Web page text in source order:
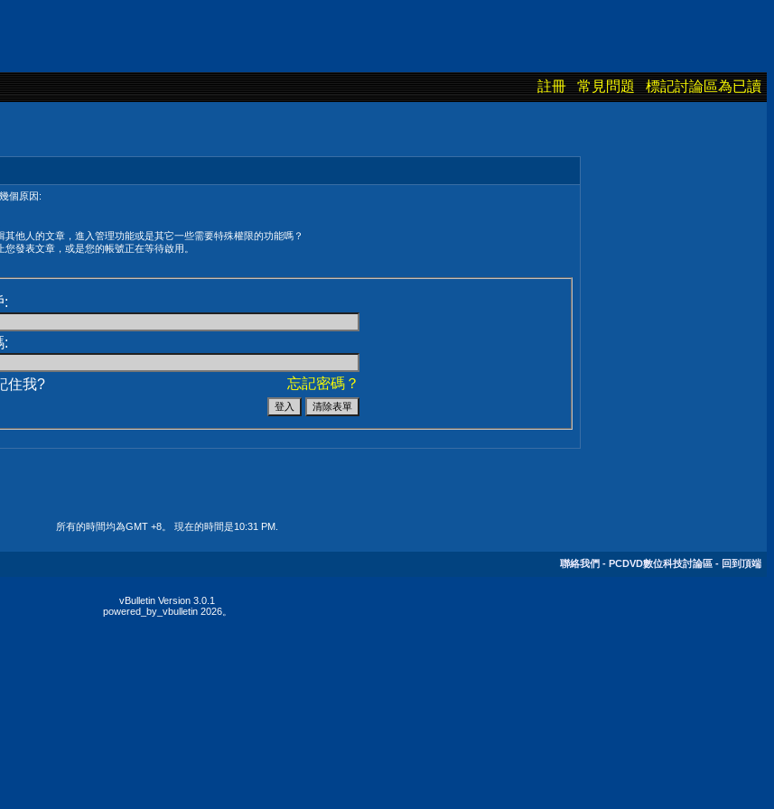
註冊 常見問題 標記討論區為已讀
個原因:
他人的文章，進入管理功能或是其它一些需要特殊權限的功能嗎？
發表文章，或是您的帳號正在等待啟用。
:
:
忘記密碼？
住我?
所有的時間均為GMT +8。 現在的時間是10:31 PM
聯絡我們 - PCDVD數位科技討論區 - 回到頂端
vBulletin Version 3.0.1
powered_by_vbulletin 2026。